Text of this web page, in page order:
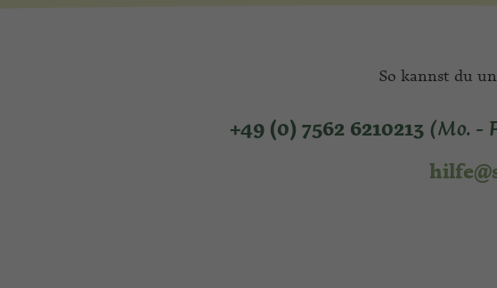
So kannst du
+49 (0) 7562 6210213 (Mo. -